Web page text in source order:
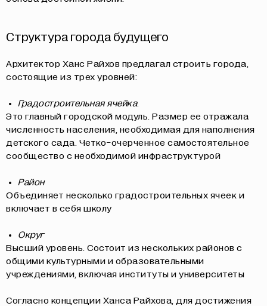
Структура города будущего
Архитектор Ханс Райхов предлагал строить города,
состоящие из трех уровней:
Градостроительная ячейка.
Это главный городской модуль. Размер ее отражала
численность населения, необходимая для наполнения
детского сада. Четко-очерченное самостоятельное
сообщество с необходимой инфраструктурой
Район
Объединяет несколько градостроительных ячеек и
включает в себя школу
Округ
Высший уровень. Состоит из нескольких районов с
общими культурными и образовательными
учреждениями, включая институты и университеты
Согласно концепции Ханса Райхова, для достижения